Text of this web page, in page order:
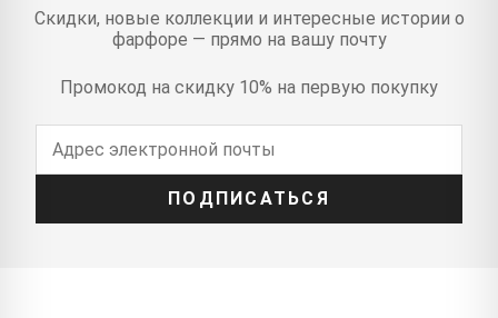
Скидки, новые коллекции и интересные истории о
фарфоре — прямо на вашу почту
Промокод на скидку 10% на первую покупку
ПОДПИСАТЬСЯ